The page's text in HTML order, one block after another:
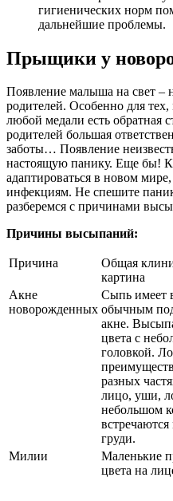
гигиенических норм
дальнейшие проблемы.
Прыщики у
Появление малыша на свет –
родителей. Особенно для
любой медали есть обратная
родителей большая
заботы… Появление
настоящую панику. Еще бы!
адаптироваться в новом
инфекциям. Не спешите
разберемся с причинами
Причины высыпаний:
Причина
Общая
картина
Акне
новорожденных
Сыпь имеет
обычным
акне.
цвета с
головкой.
разных
лицо, уши,
небольшом
груди.
Милии
Маленькие
цвета на